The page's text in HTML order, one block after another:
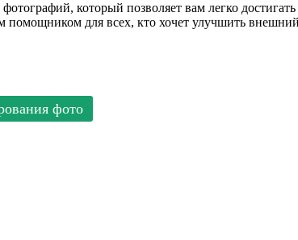
который позволяет вам легко достигать
для всех, кто хочет улучшить
фото